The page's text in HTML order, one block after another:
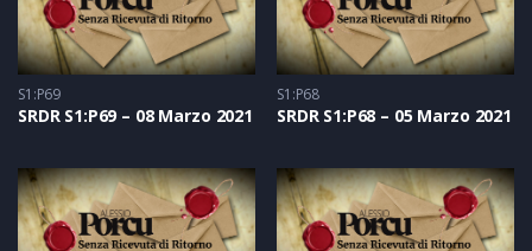
S1:P69
SRDR S1:P69 – 08 Marzo 2021
S1:P68
SRDR S1:P68 – 05 Marzo 2021